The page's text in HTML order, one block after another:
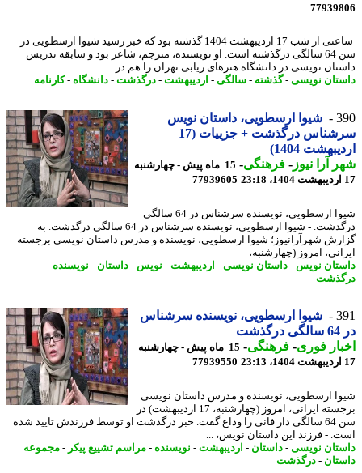
ساعتی از شب 17 اردیبهشت 1404 گذشته بود که خبر رسید شیوا ارسطویی در
سن 64 سالگی درگذشته است. او نویسنده، مترجم، شاعر بود و سابقه تدریس
نویسی در دانشگاه هنرهای زیابی تهران را هم در ...
نویسی-گذشته-سالگی-اردیبهشت-درگذشت-دانشگاه-کارنامه
شیوا ارسطویی، داستان نویس
سرشناس درگذشت + جزییات (17
1404)
آرا نیوز-فرهنگی-
15 ماه پیش - چهارشنبه
77939605
شیوا ارسطویی، نویسنده سرشناس در 64 سالگی
درگذشت. - شیوا ارسطویی، نویسنده سرشناس در 64 سالگی درگذشت. به
شهرآرانیوز؛ شیوا ارسطویی، نویسنده و مدرس داستان نویسی برجسته
امروز (چهارشنبه،
نویس-داستان نویسی-اردیبهشت-نویس-داستان-نویسنده-
شیوا ارسطویی، نویسنده سرشناس
فوری- فرهنگی-
15 ماه پیش - چهارشنبه
77939550
ارسطویی، نویسنده و مدرس داستان نویسی
برجسته ایرانی، امروز (چهارشنبه، 17 اردیبهشت) در
سن 64 سالگی دار فانی را وداع گفت. خبر درگذشت او توسط فرزندش تایید شده
- فرزند این داستان نویس، ...
نویسی-داستان-اردیبهشت-نویسنده-مراسم تشییع پیکر -مجموعه
-درگذشت